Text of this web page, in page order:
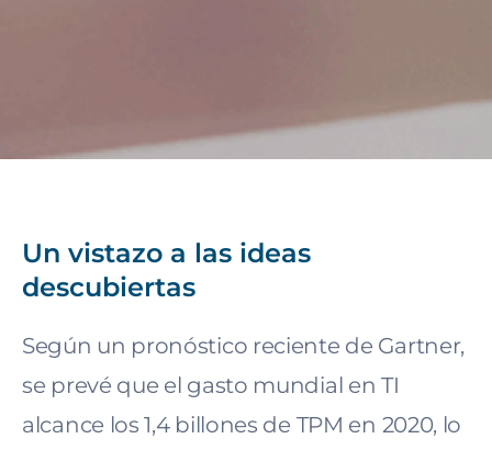
Un vistazo a las ideas
descubiertas
Según un pronóstico reciente de Gartner,
se prevé que el gasto mundial en TI
alcance los 1,4 billones de TPM en 2020, lo